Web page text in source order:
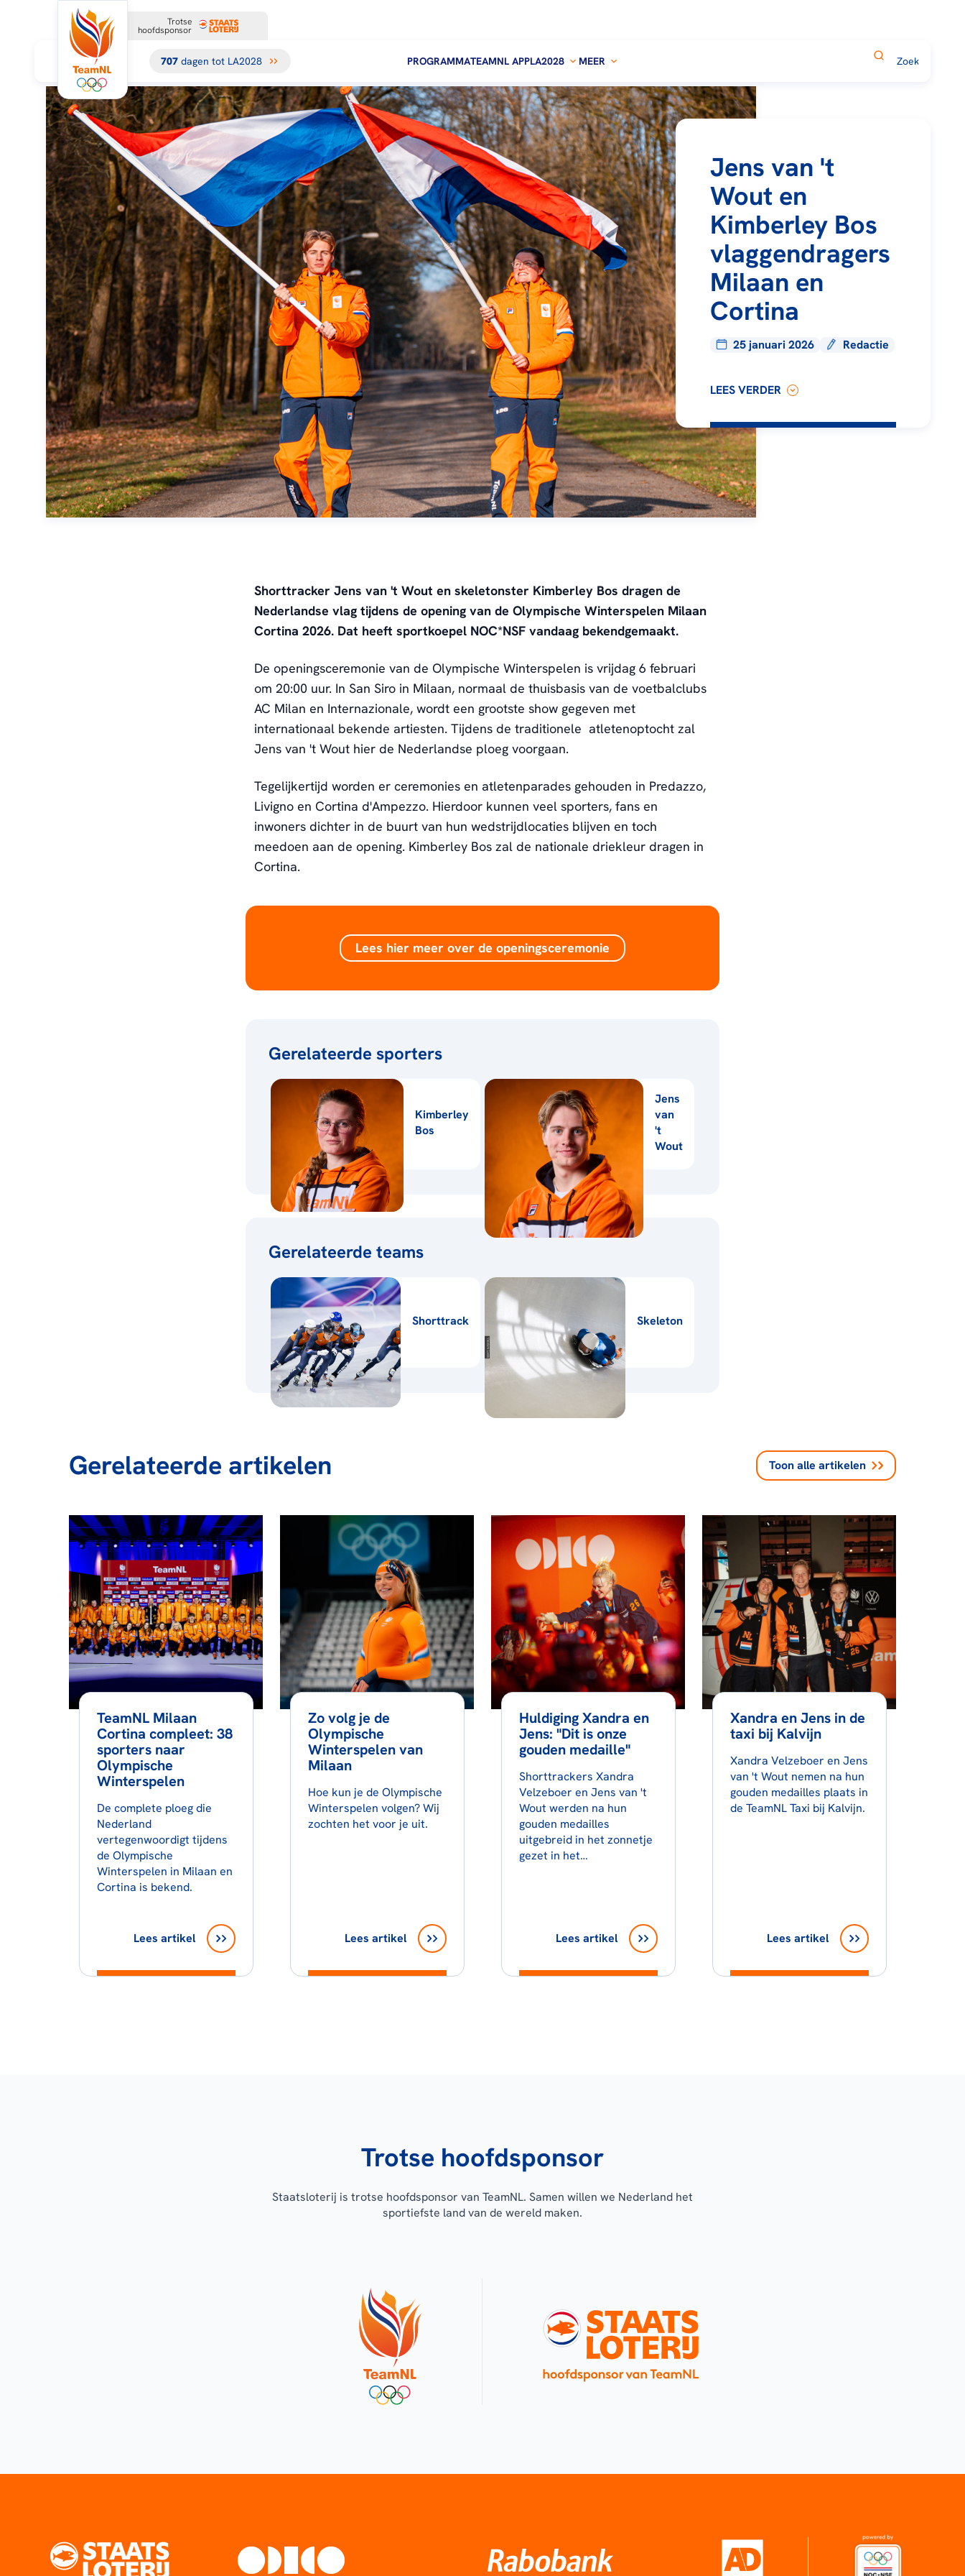
Trotse
hoofdsponsor
707 dagen tot LA2028 PROGRAMMATEAMNL APPLA2028 MEER
Jens van 't
Wout en
Kimberley Bos
vlaggendragers
Milaan en
Cortina
25 januari 2026 Redactie
LEES VERDER
Shorttracker Jens van 't Wout en skeletonster Kimberley Bos dragen de
Nederlandse vlag tijdens de opening van de Olympische Winterspelen Milaan
Cortina 2026. Dat heeft sportkoepel NOC*NSF vandaag bekendgemaakt.
De openingsceremonie van de Olympische Winterspelen is vrijdag 6 februari
om 20:00 uur. In San Siro in Milaan, normaal de thuisbasis van de voetbalclubs
AC Milan en Internazionale, wordt een grootste show gegeven met
internationaal bekende artiesten. Tijdens de traditionele atletenoptocht zal
Jens van 't Wout hier de Nederlandse ploeg voorgaan.
Tegelijkertijd worden er ceremonies en atletenparades gehouden in Predazzo,
Livigno en Cortina d'Ampezzo. Hierdoor kunnen veel sporters, fans en
inwoners dichter in de buurt van hun wedstrijdlocaties blijven en toch
meedoen aan de opening. Kimberley Bos zal de nationale driekleur dragen in
Cortina.
Lees hier meer over de openingsceremonie
Gerelateerde sporters
Kimberley
Bos
Jens
van
't
Wout
Gerelateerde teams
Shorttrack Skeleton
Gerelateerde artikelen Toon alle artikelen
TeamNL Milaan
Cortina compleet: 38
sporters naar
Olympische
Winterspelen
De complete ploeg die
Nederland
vertegenwoordigt tijdens
de Olympische
Winterspelen in Milaan en
Cortina is bekend.
Lees artikel
Zo volg je de
Olympische
Winterspelen van
Milaan
Hoe kun je de Olympische
Winterspelen volgen? Wij
zochten het voor je uit.
Lees artikel
Huldiging Xandra en
Jens: "Dit is onze
gouden medaille"
Shorttrackers Xandra
Velzeboer en Jens van 't
Wout werden na hun
gouden medailles
uitgebreid in het zonnetje
gezet in het…
Lees artikel
Xandra en Jens in de
taxi bij Kalvijn
Xandra Velzeboer en Jens
van 't Wout nemen na hun
gouden medailles plaats in
de TeamNL Taxi bij Kalvijn.
Lees artikel
Trotse hoofdsponsor
Staatsloterij is trotse hoofdsponsor van TeamNL. Samen willen we Nederland het
sportiefste land van de wereld maken.